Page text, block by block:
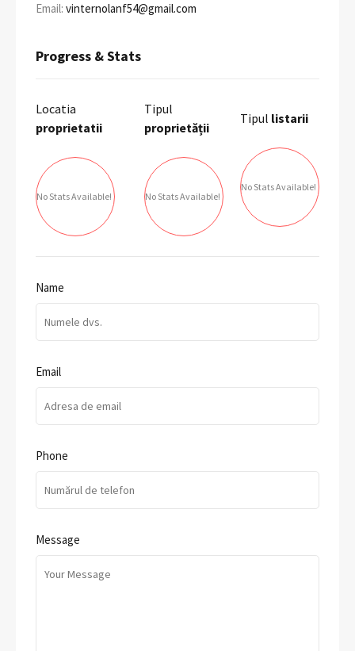
Email: vinternolanf54@gmail.com
Progress & Stats
Locatia
proprietatii
No Stats Available!
Tipul
proprietății
No Stats Available!
Tipul listarii
No Stats Available!
Name
Email
Phone
Message